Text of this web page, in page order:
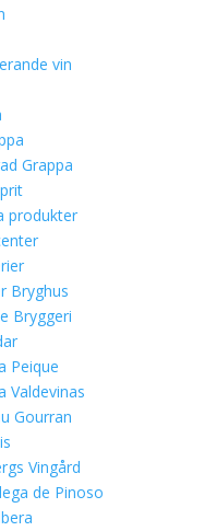
vin
Grappa
produkter
Bryghus
Bryggeri
Peique
Valdevinas
Gourran
Vingård
de Pinoso